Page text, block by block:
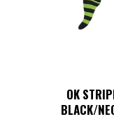
OK
BLACK/